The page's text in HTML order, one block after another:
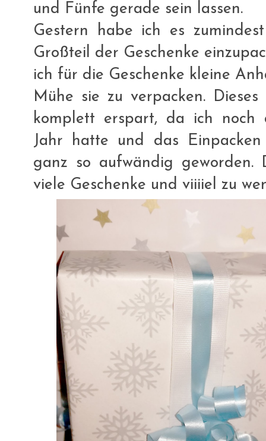
und Fünfe gerade sein lassen.
Gestern habe ich es
Großteil der Geschenke
ich für die Geschenke kleine
Mühe sie zu verpacken.
komplett erspart, da ich noch
Jahr hatte und das
ganz so aufwändig
viele Geschenke und viiiiel zu